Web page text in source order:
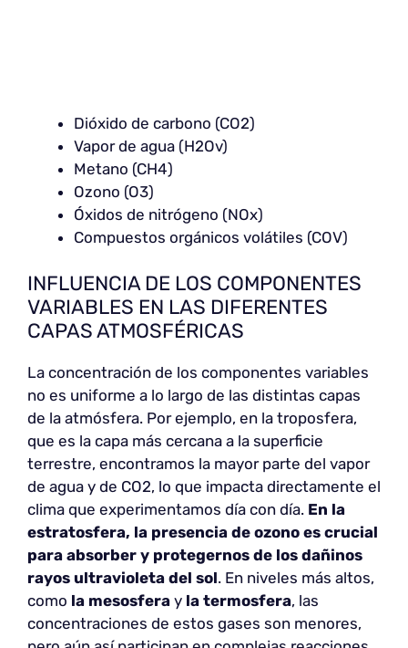
Dióxido de carbono (CO2)
Vapor de agua (H2Ov)
Metano (CH4)
Ozono (O3)
Óxidos de nitrógeno (NOx)
Compuestos orgánicos volátiles (COV)
INFLUENCIA DE LOS COMPONENTES
VARIABLES EN LAS DIFERENTES
CAPAS ATMOSFÉRICAS
La concentración de los componentes variables
no es uniforme a lo largo de las distintas capas
de la atmósfera. Por ejemplo, en la troposfera,
que es la capa más cercana a la superficie
terrestre, encontramos la mayor parte del vapor
de agua y de CO2, lo que impacta directamente el
clima que experimentamos día con día. En la
estratosfera, la presencia de ozono es crucial
para absorber y protegernos de los dañinos
rayos ultravioleta del sol. En niveles más altos,
como la mesosfera y la termosfera, las
concentraciones de estos gases son menores,